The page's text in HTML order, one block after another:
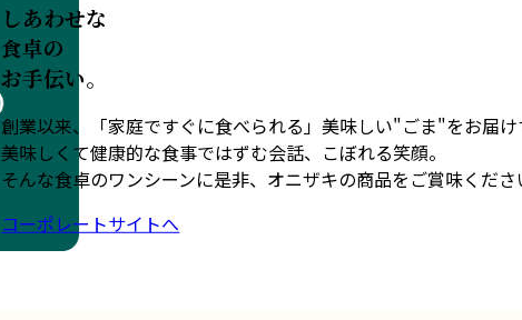
しあわせな
食卓の
お手伝い。
創業以来、「家庭ですぐに食べられる」美味しい"ごま"をお届
美味しくて健康的な食事ではずむ会話、こぼれる笑顔。
そんな食卓のワンシーンに是非、オニザキの商品をご賞味くださ
コーポレートサイトへ